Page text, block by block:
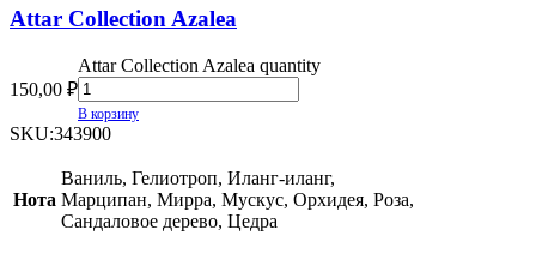
Attar Collection Azalea
150,00 ₽
Attar Collection Azalea quantity
В корзину
SKU:343900
Нота
Ваниль, Гелиотроп, Иланг-иланг,
Марципан, Мирра, Мускус, Орхидея, Роза,
Сандаловое дерево, Цедра